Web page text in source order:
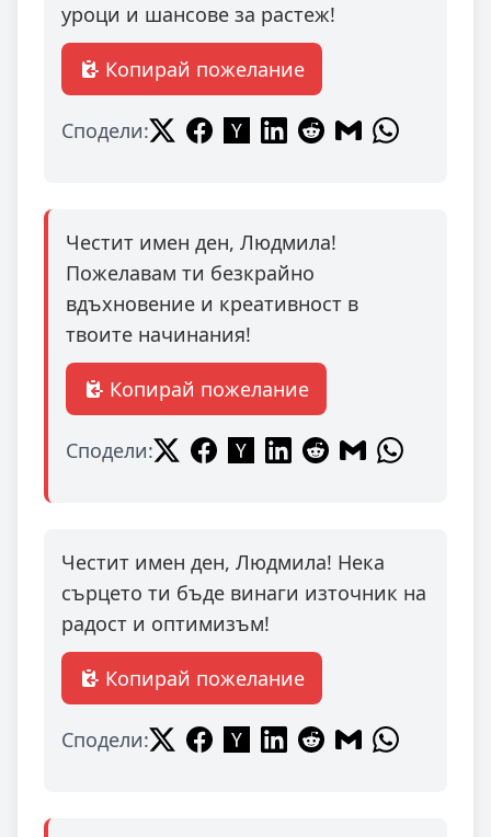
уроци и шансове за растеж!
Копирай пожелание
Сподели:
Честит имен ден, Людмила!
Пожелавам ти безкрайно
вдъхновение и креативност в
твоите начинания!
Копирай пожелание
Сподели:
Честит имен ден, Людмила! Нека
сърцето ти бъде винаги източник на
радост и оптимизъм!
Копирай пожелание
Сподели: